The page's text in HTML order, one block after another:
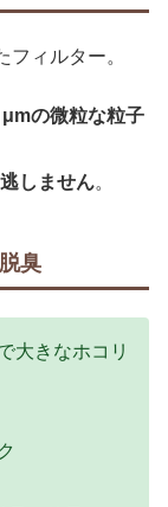
ィルター。
μmの微粒な粒子
しません。
臭
大きなホコリ